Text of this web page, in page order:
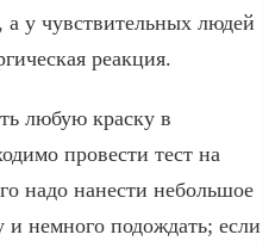
а у чувствительных людей
реакция.
любую краску в
провести тест на
надо нанести небольшое
и немного подождать; если